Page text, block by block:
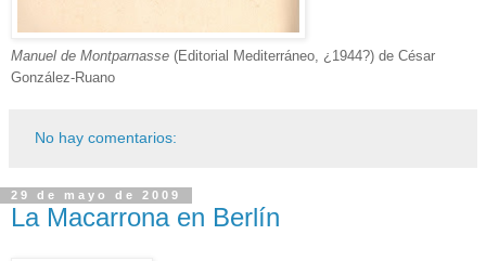
Manuel de Montparnasse (Editorial Mediterráneo, ¿1944?) de César
González-Ruano
No hay comentarios:
29 de mayo de 2009
La Macarrona en Berlín